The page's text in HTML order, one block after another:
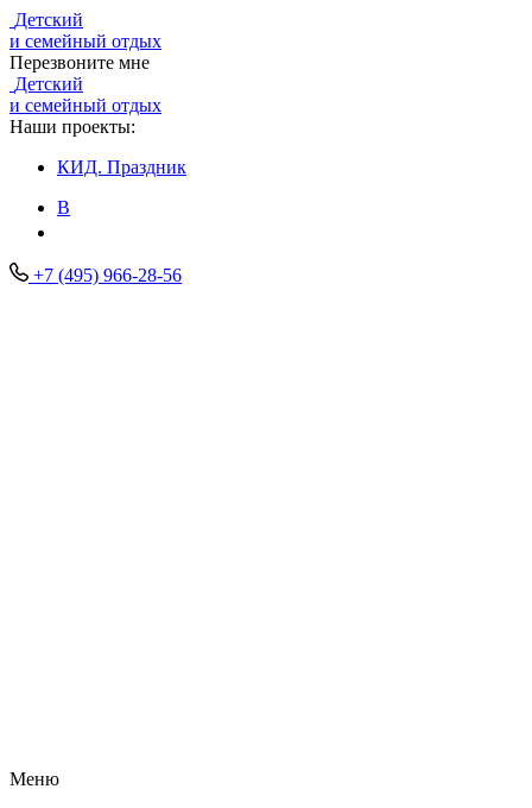
Детский
и семейный отдых
Перезвоните мне
Детский
и семейный отдых
Наши проекты:
КИД. Праздник
В
+7 (495) 966-28-56
Меню